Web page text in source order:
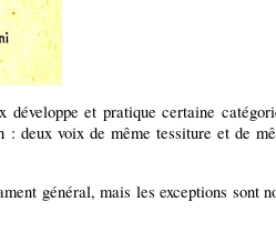
et pratique certaine
deux voix de même tessiture et de
général, mais les exceptions sont